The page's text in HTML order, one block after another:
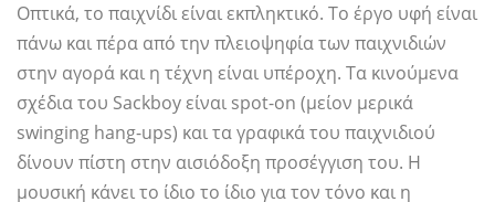
Οπτικά, το παιχνίδι είναι εκπληκτικό. Το έργο υφή είναι
πάνω και πέρα ​​από την πλειοψηφία των παιχνιδιών
στην αγορά και η τέχνη είναι υπέροχη. Τα κινούμενα
σχέδια του Sackboy είναι spot-on (μείον μερικά
swinging hang-ups) και τα γραφικά του παιχνιδιού
δίνουν πίστη στην αισιόδοξη προσέγγιση του. Η
μουσική κάνει το ίδιο το ίδιο για τον τόνο και η